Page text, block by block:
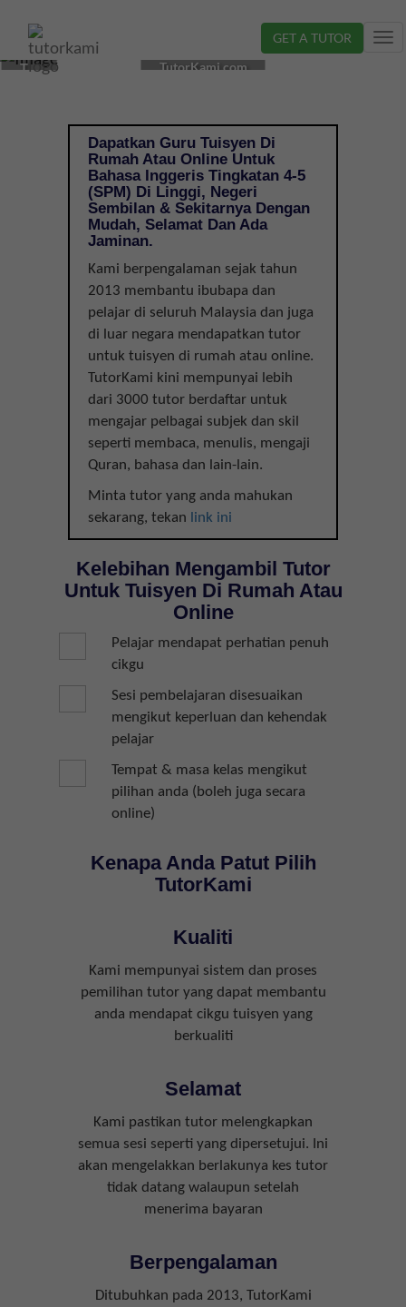
GET A TUTOR
CIKGU
TUISYEN
TINGKATAN
TutorKami.com
Dapatkan Guru Tuisyen Di
Rumah Atau Online Untuk
Bahasa Inggeris Tingkatan 4-5
(SPM) Di Linggi, Negeri
Sembilan & Sekitarnya Dengan
Mudah, Selamat Dan Ada
Jaminan.
Kami berpengalaman sejak tahun
2013 membantu ibubapa dan
pelajar di seluruh Malaysia dan juga
di luar negara mendapatkan tutor
untuk tuisyen di rumah atau online.
TutorKami kini mempunyai lebih
dari 3000 tutor berdaftar untuk
mengajar pelbagai subjek dan skil
seperti membaca, menulis, mengaji
Quran, bahasa dan lain-lain.
Minta tutor yang anda mahukan
sekarang, tekan link ini
Kelebihan Mengambil Tutor
Untuk Tuisyen Di Rumah Atau
Online
Pelajar mendapat perhatian penuh
cikgu
Sesi pembelajaran disesuaikan
mengikut keperluan dan kehendak
pelajar
Tempat & masa kelas mengikut
pilihan anda (boleh juga secara
online)
Kenapa Anda Patut Pilih
TutorKami
Kualiti
Kami mempunyai sistem dan proses
pemilihan tutor yang dapat membantu
anda mendapat cikgu tuisyen yang
berkualiti
Selamat
Kami pastikan tutor melengkapkan
semua sesi seperti yang dipersetujui. Ini
akan mengelakkan berlakunya kes tutor
tidak datang walaupun setelah
menerima bayaran
Berpengalaman
Ditubuhkan pada 2013, TutorKami